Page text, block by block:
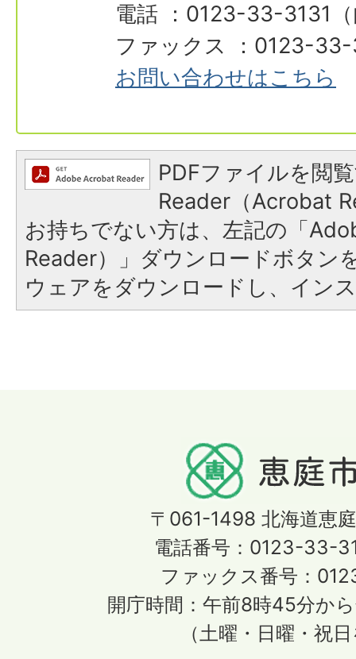
電話 ：0123-33-3131
ファックス ：0123-
お問い合わせはこちら
PDFファイルを閲
Reader（Acrobat
お持ちでない方は、左記の「
Reader）」ダウンロードボタン
ウェアをダウンロードし、イン
〒061-1498 北海道恵
電話番号：0123-33-
ファックス番号：
開庁時間：午前8時45分か
（土曜・日曜・祝